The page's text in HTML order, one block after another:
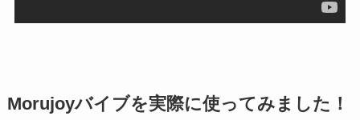
Morujoyバイブを実際に使ってみました！